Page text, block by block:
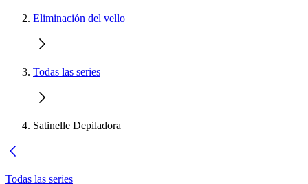
Eliminación del vello
Todas las series
Satinelle Depiladora
Todas las series